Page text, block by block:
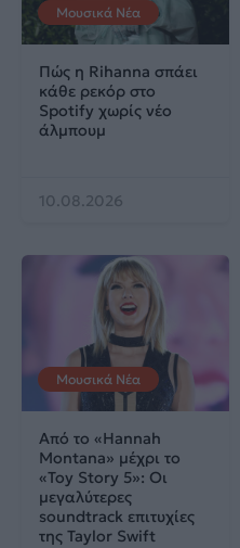
Μουσικά Νέα
Πώς η Rihanna σπάει
κάθε ρεκόρ στο
Spotify χωρίς νέο
άλμπουμ
10.08.2026
Μουσικά Νέα
Από το «Hannah
Montana» μέχρι το
«Toy Story 5»: Οι
μεγαλύτερες
soundtrack επιτυχίες
της Taylor Swift